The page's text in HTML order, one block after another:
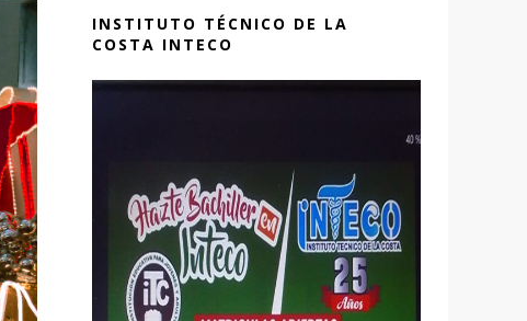
INSTITUTO TÉCNICO DE LA
COSTA INTECO